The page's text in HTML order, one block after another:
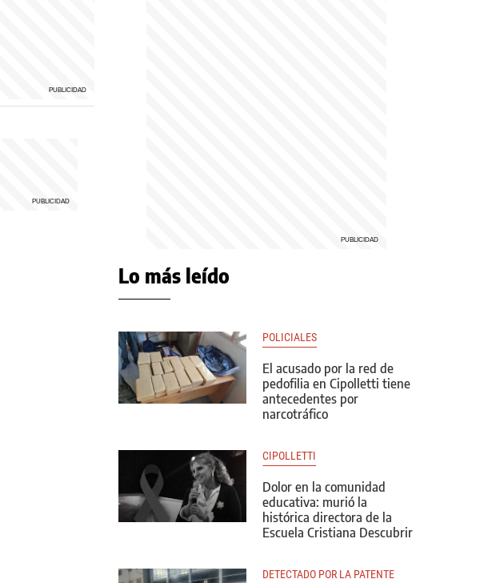
Lo más leído
POLICIALES
El acusado por la red de
pedofilia en Cipolletti tiene
antecedentes por
narcotráfico
CIPOLLETTI
Dolor en la comunidad
educativa: murió la
histórica directora de la
Escuela Cristiana Descubrir
DETECTADO POR LA PATENTE